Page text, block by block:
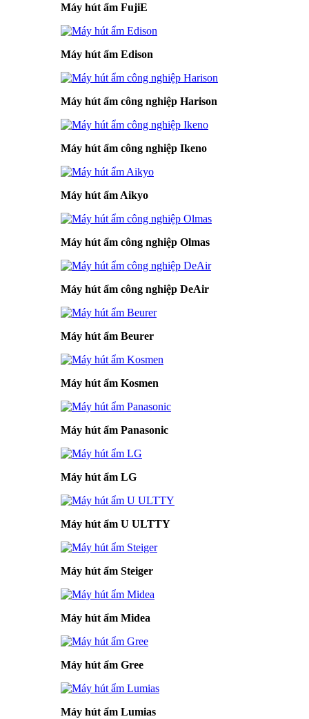
Máy hút ẩm FujiE
Máy hút ẩm Edison
Máy hút ẩm công nghiệp Harison
Máy hút ẩm công nghiệp Ikeno
Máy hút ẩm Aikyo
Máy hút ẩm công nghiệp Olmas
Máy hút ẩm công nghiệp DeAir
Máy hút ẩm Beurer
Máy hút ẩm Kosmen
Máy hút ẩm Panasonic
Máy hút ẩm LG
Máy hút ẩm U ULTTY
Máy hút ẩm Steiger
Máy hút ẩm Midea
Máy hút ẩm Gree
Máy hút ẩm Lumias